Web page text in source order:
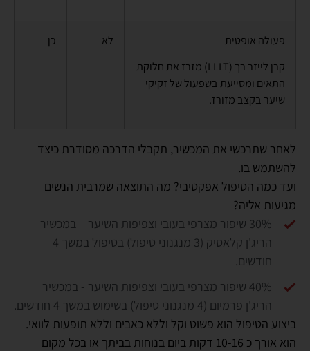
פעולה אופטית
קרן לייזר רך (LLLT) מזרז את חלוקת
התאים ומסייעת בשפעול של זקיקי
שיער בקצב מזורז.
לא כן
לאחר שתרכשי את המכשיר, תקבלי הדרכה מסודרת כיצד
להשתמש בו.
ועד כמה הטיפול אפקטיבי? מה התוצאה שמרבית הנשים
מגיעות אליה?
30% שיפור מצרפי בעובי וצפיפות השיער – במכשיר
הריג'ן קלאסיק (3 מנגנוני טיפול) בטיפול במשך 4
חודשים.
40% שיפור מצרפי בעובי וצפיפות השיער - במכשיר
הריג'ן פרמיום (4 מנגנוני טיפול) בשימוש במשך 4 חודשים.
ביצוע הטיפול הוא פשוט וקל וללא כאבים וללא תופעות לוואי.
הוא אורך כ 10-16 דקות ביום בנוחות בביתך או בכל מקום